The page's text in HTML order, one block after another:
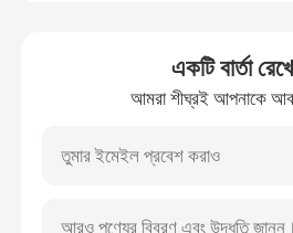
অ্যালকাইল গ্লাইসিডিল ইথার
আলিফ্যাটিক গ্লাইসিডিল ইথার
গ্লাইকোল ডিজিলেসিডিল ইথার
একটি বার্তা
আমরা শীঘ্রই আপনাকে